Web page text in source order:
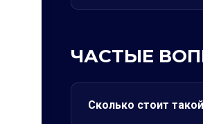
ЧАСТЫЕ
Сколько стоит